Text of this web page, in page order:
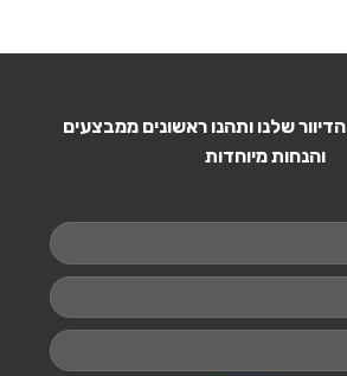
שלנו ותהנו ראשונים ממבצעים
והנחות מיוחדות